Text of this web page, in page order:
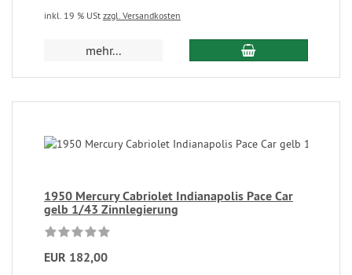
inkl. 19 % USt zzgl. Versandkosten
mehr...
1950 Mercury Cabriolet Indianapolis Pace Car
gelb 1/43 Zinnlegierung
EUR 182,00